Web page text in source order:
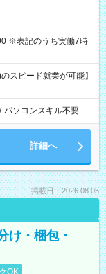
スピード就業が可能】
/ パソコンスキル不要
詳細へ
掲載日：2026.08.05
け・梱包・
OK